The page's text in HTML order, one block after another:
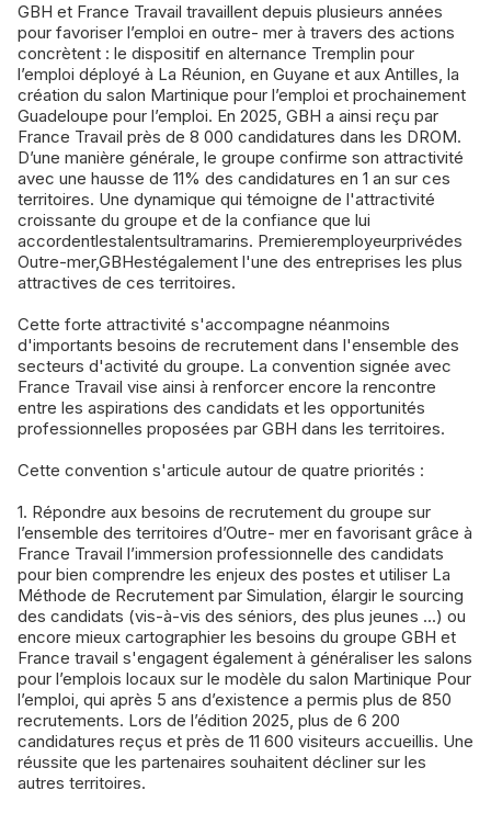
GBH et France Travail travaillent depuis plusieurs années
pour favoriser l’emploi en outre- mer à travers des actions
concrètent : le dispositif en alternance Tremplin pour
l’emploi déployé à La Réunion, en Guyane et aux Antilles, la
création du salon Martinique pour l’emploi et prochainement
Guadeloupe pour l’emploi. En 2025, GBH a ainsi reçu par
France Travail près de 8 000 candidatures dans les DROM.
D’une manière générale, le groupe confirme son attractivité
avec une hausse de 11% des candidatures en 1 an sur ces
territoires. Une dynamique qui témoigne de l'attractivité
croissante du groupe et de la confiance que lui
accordentlestalentsultramarins. Premieremployeurprivédes
Outre-mer,GBHestégalement l'une des entreprises les plus
attractives de ces territoires.
Cette forte attractivité s'accompagne néanmoins
d'importants besoins de recrutement dans l'ensemble des
secteurs d'activité du groupe. La convention signée avec
France Travail vise ainsi à renforcer encore la rencontre
entre les aspirations des candidats et les opportunités
professionnelles proposées par GBH dans les territoires.
Cette convention s'articule autour de quatre priorités :
1. Répondre aux besoins de recrutement du groupe sur
l’ensemble des territoires d’Outre- mer en favorisant grâce à
France Travail l’immersion professionnelle des candidats
pour bien comprendre les enjeux des postes et utiliser La
Méthode de Recrutement par Simulation, élargir le sourcing
des candidats (vis-à-vis des séniors, des plus jeunes ...) ou
encore mieux cartographier les besoins du groupe GBH et
France travail s'engagent également à généraliser les salons
pour l’emplois locaux sur le modèle du salon Martinique Pour
l’emploi, qui après 5 ans d’existence a permis plus de 850
recrutements. Lors de l’édition 2025, plus de 6 200
candidatures reçus et près de 11 600 visiteurs accueillis. Une
réussite que les partenaires souhaitent décliner sur les
autres territoires.